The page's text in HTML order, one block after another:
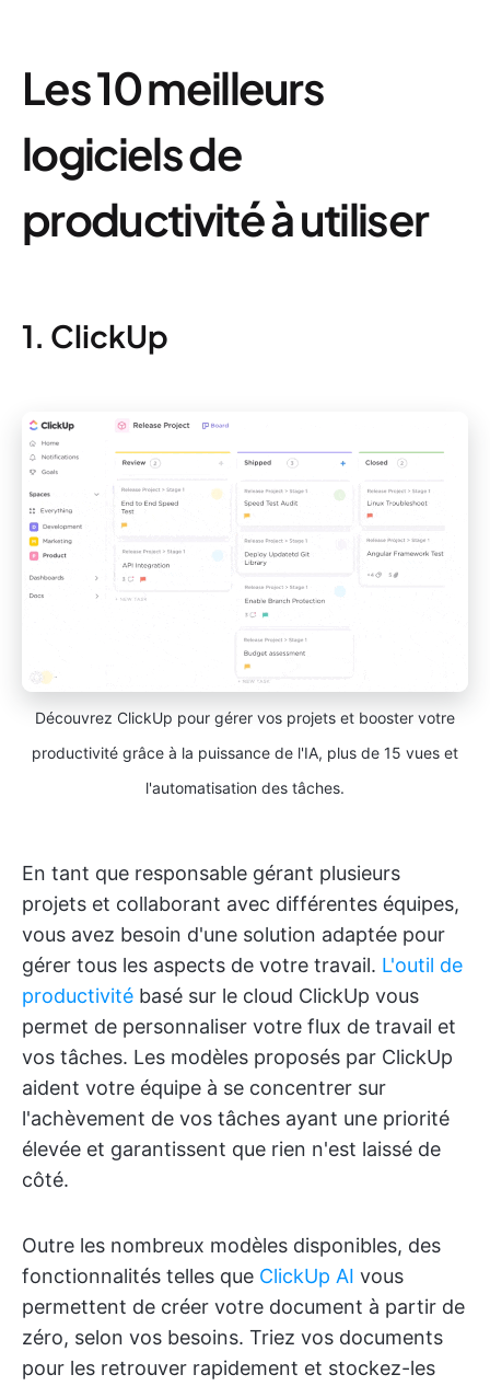
Les 10 meilleurs
logiciels de
productivité à utiliser
1. ClickUp
Découvrez ClickUp pour gérer vos projets et booster votre
productivité grâce à la puissance de l'IA, plus de 15 vues et
l'automatisation des tâches.
En tant que responsable gérant plusieurs
projets et collaborant avec différentes équipes,
vous avez besoin d'une solution adaptée pour
gérer tous les aspects de votre travail. L'outil de
productivité basé sur le cloud ClickUp vous
permet de personnaliser votre flux de travail et
vos tâches. Les modèles proposés par ClickUp
aident votre équipe à se concentrer sur
l'achèvement de vos tâches ayant une priorité
élevée et garantissent que rien n'est laissé de
côté.
Outre les nombreux modèles disponibles, des
fonctionnalités telles que ClickUp AI vous
permettent de créer votre document à partir de
zéro, selon vos besoins. Triez vos documents
pour les retrouver rapidement et stockez-les